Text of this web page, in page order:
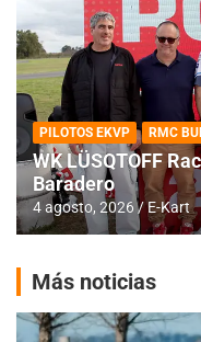
PILOTOS EKVP RMC
WK LÜSQTOFF
Baradero
4 agosto, 2026 E-Kart
Más noticias